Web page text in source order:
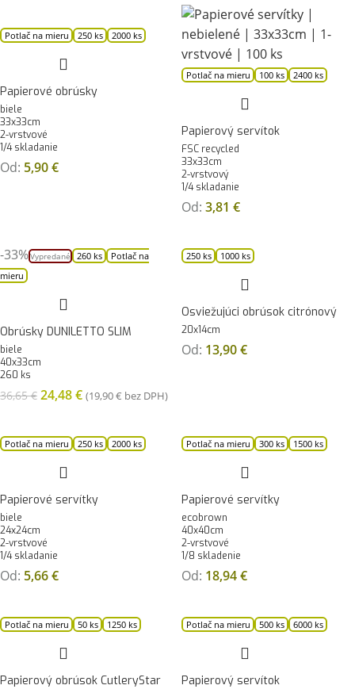
Potlač na mieru 250 ks 2000 ks
Papierové obrúsky
biele
33x33cm
2-vrstvové
1/4 skladanie
Od: 5,90€
Potlač na mieru 100 ks 2400 ks
Papierový servítok
FSC recycled
33x33cm
2-vrstvový
1/4 skladanie
Od: 3,81 €
-33%Vypredané 260 ks
Potlač na
mieru
Obrúsky DUNILETTO SLIM
biele
40x33cm
260 ks
36,65€ 24,48€ (19,90€ bez DPH)
250 ks 1000 ks
Osviežujúci obrúsok citrónový
20x14cm
Od: 13,90€
Potlač na mieru 250 ks 2000 ks
Papierové servítky
biele
24x24cm
2-vrstvové
1/4 skladanie
Od: 5,66€
Potlač na mieru 300 ks 1500 ks
Papierové servítky
ecobrown
40x40cm
2-vrstvové
1/8 skladenie
Od: 18,94€
Potlač na mieru 50 ks 1250 ks
Papierový obrúsok CutleryStar
Potlač na mieru 500 ks 6000 ks
Papierový servítok